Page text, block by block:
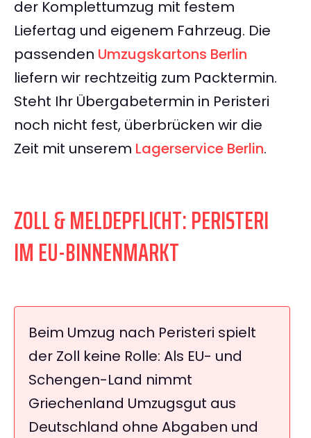
der Komplettumzug mit festem
Liefertag und eigenem Fahrzeug. Die
passenden Umzugskartons Berlin
liefern wir rechtzeitig zum Packtermin.
Steht Ihr Übergabetermin in Peristeri
noch nicht fest, überbrücken wir die
Zeit mit unserem Lagerservice Berlin.
ZOLL & MELDEPFLICHT: PERISTERI
IM EU-BINNENMARKT
Beim Umzug nach Peristeri spielt
der Zoll keine Rolle: Als EU- und
Schengen-Land nimmt
Griechenland Umzugsgut aus
Deutschland ohne Abgaben und